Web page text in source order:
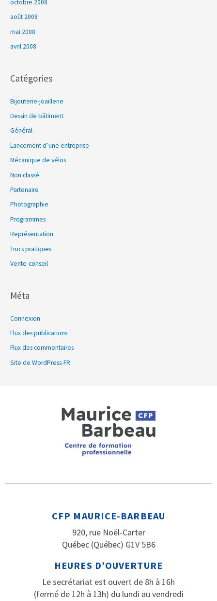
octobre 2008
août 2008
mai 2008
avril 2008
Catégories
Bijouterie-joaillerie
Dessin de bâtiment
Général
Lancement d’une entreprise
Mécanique de vélos
Non classé
Partenaire
Photographie
Programmes
Représentation
Trucs pratiques
Vente-conseil
Méta
Connexion
Flux des publications
Flux des commentaires
Site de WordPress-FR
CFP MAURICE-BARBEAU
920, rue Noël-Carter
Québec (Québec) G1V 5B6
HEURES D’OUVERTURE
Le secrétariat est ouvert de 8h à 16h
(fermé de 12h à 13h) du lundi au vendredi